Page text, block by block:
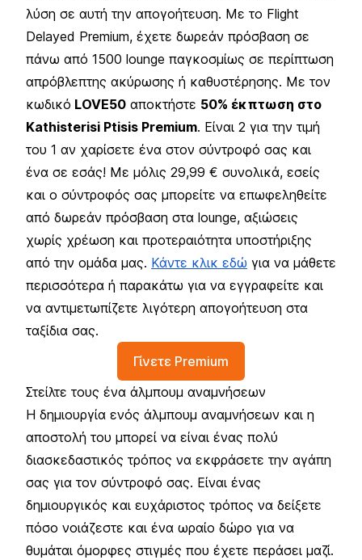
λύση σε αυτή την απογοήτευση. Με το Flight
Delayed Premium, έχετε δωρεάν πρόσβαση σε
πάνω από 1500 lounge παγκοσμίως σε περίπτωση
απρόβλεπτης ακύρωσης ή καθυστέρησης. Με τον
κωδικό LOVE50 αποκτήστε 50% έκπτωση στο
Kathisterisi Ptisis Premium. Είναι 2 για την τιμή
του 1 αν χαρίσετε ένα στον σύντροφό σας και
ένα σε εσάς! Με μόλις 29,99 € συνολικά, εσείς
και ο σύντροφός σας μπορείτε να επωφεληθείτε
από δωρεάν πρόσβαση στα lounge, αξιώσεις
χωρίς χρέωση και προτεραιότητα υποστήριξης
από την ομάδα μας. Κάντε κλικ εδώ για να μάθετε
περισσότερα ή παρακάτω για να εγγραφείτε και
να αντιμετωπίζετε λιγότερη απογοήτευση στα
ταξίδια σας.
Γίνετε Premium
Στείλτε τους ένα άλμπουμ αναμνήσεων
Η δημιουργία ενός άλμπουμ αναμνήσεων και η
αποστολή του μπορεί να είναι ένας πολύ
διασκεδαστικός τρόπος να εκφράσετε την αγάπη
σας για τον σύντροφό σας. Είναι ένας
δημιουργικός και ευχάριστος τρόπος να δείξετε
πόσο νοιάζεστε και ένα ωραίο δώρο για να
θυμάται όμορφες στιγμές που έχετε περάσει μαζί.